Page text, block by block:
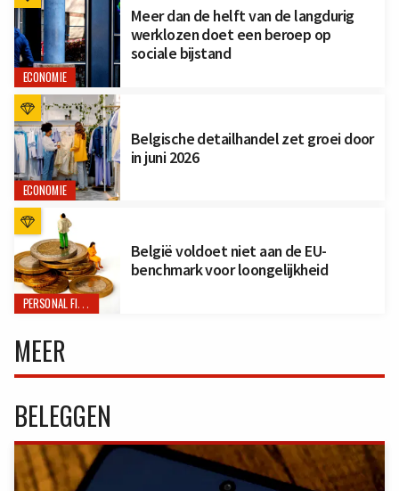
ECONOMIE
Meer dan de helft van de langdurig
werklozen doet een beroep op
sociale bijstand
ECONOMIE
Belgische detailhandel zet groei door
in juni 2026
PERSONAL FINANCE
België voldoet niet aan de EU-
benchmark voor loongelijkheid
MEER
BELEGGEN